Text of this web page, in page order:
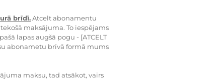
brīdī.Atcelt abonamentu
maksājuma. To iespējams
lapas augšā pogu - [ATCELT
abonametu brīvā formā mums
maksu, tad atsākot, vairs